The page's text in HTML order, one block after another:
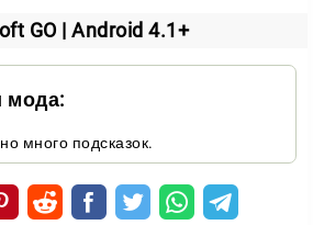
которые проваливаются под
держитесь подальше от
GO | Android 4.1+
мода:
много подсказок.